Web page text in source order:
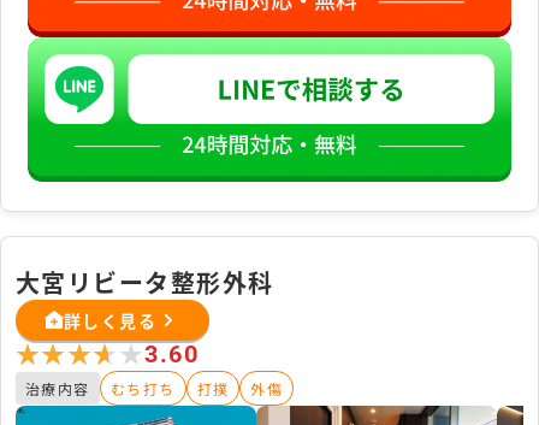
大宮リビータ整形外科
詳しく見る
★★★★★
★★★★★3.60
治療内容 むち打ち 打撲 外傷